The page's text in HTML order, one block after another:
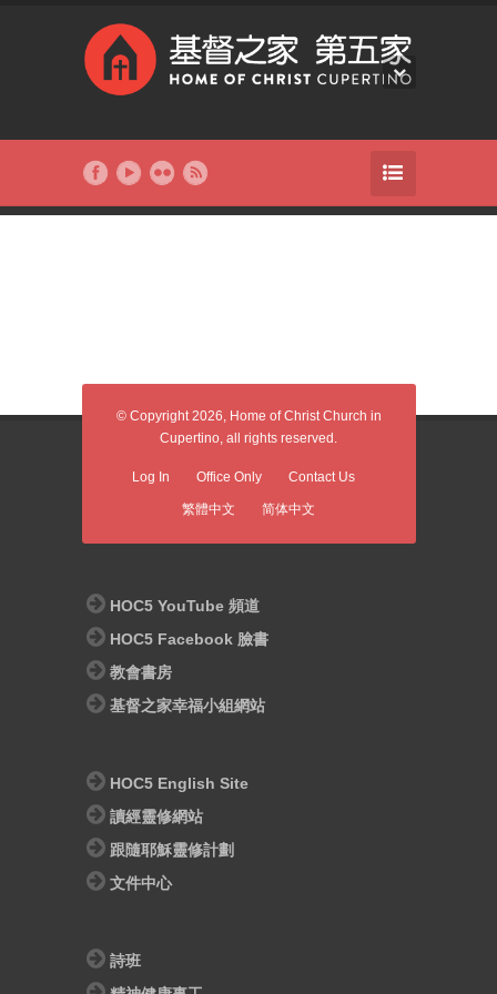
© Copyright 2026, Home of Christ Church in
Cupertino, all rights reserved.
Log In Office Only Contact Us
繁體中文 简体中文
HOC5 YouTube 頻道
HOC5 Facebook 臉書
教會書房
基督之家幸福小組網站
HOC5 English Site
讀經靈修網站
跟隨耶穌靈修計劃
文件中心
詩班